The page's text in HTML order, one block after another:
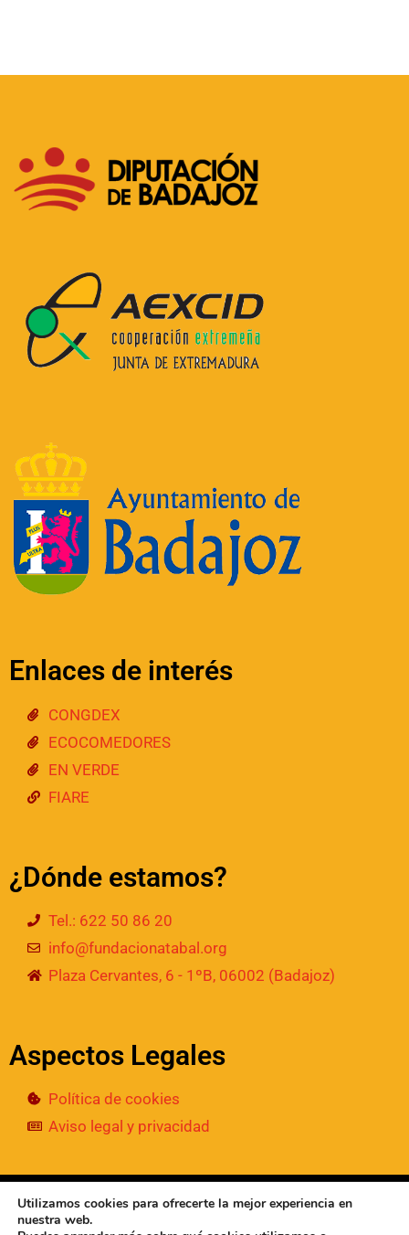
Enlaces de interés
CONGDEX
ECOCOMEDORES
EN VERDE
FIARE
¿Dónde estamos?
Tel.: 622 50 86 20
info@fundacionatabal.org
Plaza Cervantes, 6 - 1ºB, 06002 (Badajoz)
Aspectos Legales
Política de cookies
Aviso legal y privacidad
© 2024• Fundación Atabal | Todos los derechos
reservados
Utilizamos cookies para ofrecerte la mejor experiencia en
nuestra web.